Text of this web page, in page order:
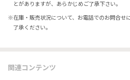
とがありますが、あらかじめご了承下さい。
※在庫・販売状況について、お電話でのお問合せ
了承ください。
関連コンテンツ